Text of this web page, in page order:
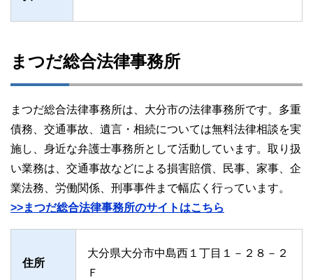
まつだ総合法律事務所
まつだ総合法律事務所は、大分市の法律事務所です。多重
債務、交通事故、遺言・相続については無料法律相談を実
施し、身近な弁護士事務所として活動しています。取り扱
い業務は、交通事故などによる損害賠償、民事、家事、企
業法務、労働関係、刑事事件まで幅広く行っています。
>>まつだ総合法律事務所のサイトはこちら
住所
大分県大分市中島西１丁目１－２８－２
Ｆ